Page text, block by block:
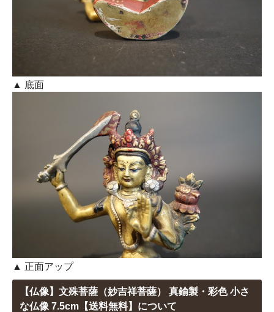
▲ 底面
▲ 正面アップ
【仏像】文殊菩薩（妙吉祥菩薩） 真鍮製・彩色 小さ
な仏像 7.5cm【送料無料】について